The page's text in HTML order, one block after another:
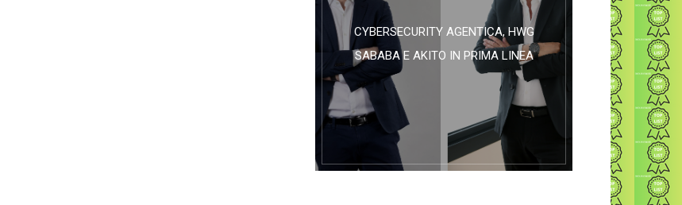
CYBERSECURITY AGENTICA, HWG
SABABA E AKITO IN PRIMA LINEA